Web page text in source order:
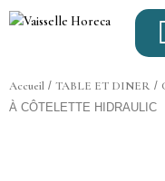
Aller
au
Accueil / TABLE ET DINER /
À CÔTELETTE HIDRAULIC